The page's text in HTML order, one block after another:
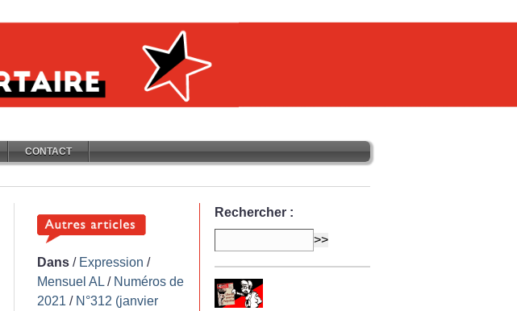
CONTACT
Dans / Expression /
Mensuel AL / Numéros de
2021 / N°312 (janvier
Rechercher :